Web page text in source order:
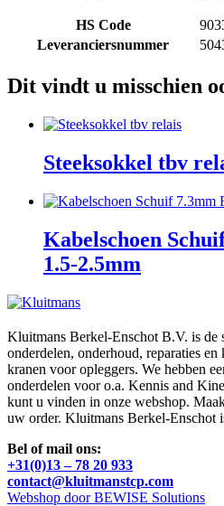
HS Code
Leveranciersnummer
Dit vindt u misschien
Steeksokkel tbv
Kabelschoen
1.5-2.5mm
Kluitmans Berkel-Enschot B.V. is de
onderdelen, onderhoud, reparaties
kranen voor opleggers. We hebben
onderdelen voor o.a. Kennis and
kunt u vinden in onze webshop.
uw order. Kluitmans Berkel-Enschot
Bel of mail ons:
+31(0)13 – 78 20 933
contact@kluitmanstcp.com
Webshop door BEWISE Solutions